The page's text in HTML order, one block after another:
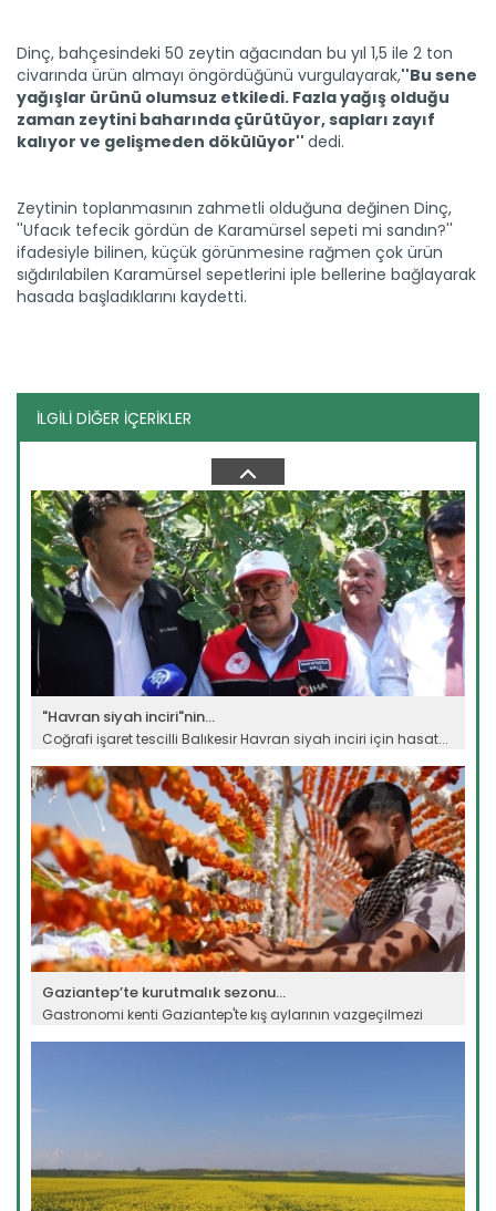
Dinç, bahçesindeki 50 zeytin ağacından bu yıl 1,5 ile 2 ton
civarında ürün almayı öngördüğünü vurgulayarak,''Bu sene
yağışlar ürünü olumsuz etkiledi. Fazla yağış olduğu
zaman zeytini baharında çürütüyor, sapları zayıf
kalıyor ve gelişmeden dökülüyor'' dedi.
Zeytinin toplanmasının zahmetli olduğuna değinen Dinç,
''Ufacık tefecik gördün de Karamürsel sepeti mi sandın?''
ifadesiyle bilinen, küçük görünmesine rağmen çok ürün
sığdırılabilen Karamürsel sepetlerini iple bellerine bağlayarak
hasada başladıklarını kaydetti.
İLGİLİ DİĞER İÇERİKLER
ve...
Devamını Oku ->
Muş'ta balık varlığı korunuyor
Muş İl Tarım ve Orman Müdürlüğü ekipleri, iç sulardaki balık...
Devamını Oku ->
"Havran siyah inciri"nin...
Coğrafi işaret tescilli Balıkesir Havran siyah inciri için hasat...
Devamını Oku ->
Gaziantep’te kurutmalık sezonu...
Gastronomi kenti Gaziantep'te kış aylarının vazgeçilmezi